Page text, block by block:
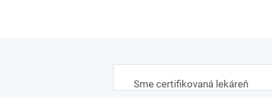
Sme certifikovaná lekáreň